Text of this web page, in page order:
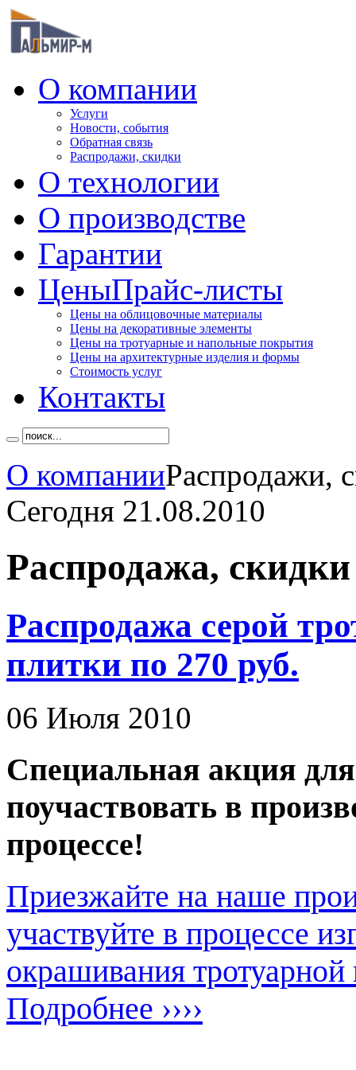
О компании
Услуги
Новости, события
Обратная связь
Распродажи, скидки
О технологии
О производстве
Гарантии
ЦеныПрайс-листы
Цены на облицовочные материалы
Цены на декоративные элементы
Цены на тротуарные и напольные покрытия
Цены на архитектурные изделия и формы
Стоимость услуг
Контакты
О компанииРаспродажи,
Сегодня 21.08.2010
Распродажа, скидки
Распродажа серой
плитки по 270 руб.
06 Июля 2010
Специальная акция
поучаствовать в
процессе!
Приезжайте на наше
участвуйте в процессе
окрашивания
Подробнее ››››